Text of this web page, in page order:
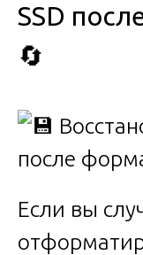
SSD
🔄
Если вы